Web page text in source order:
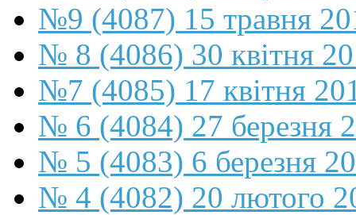
№9 (4087) 15 травня
№ 8 (4086) 30 квітня
№7 (4085) 17 квітня
№ 6 (4084) 27 березня
№ 5 (4083) 6 березня
№ 4 (4082) 20 лютого